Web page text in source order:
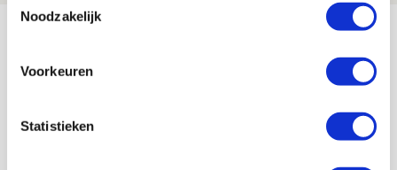
Noodzakelijk
Voorkeuren
Statistieken
Bekijk meer
23
Selectiedag ballenjongens/-meiden